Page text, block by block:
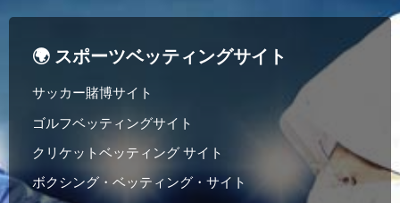
🌍 スポーツベッティングサイト
サッカー賭博サイト
ゴルフベッティングサイト
クリケットベッティング サイト
ボクシング・ベッティング・サイト